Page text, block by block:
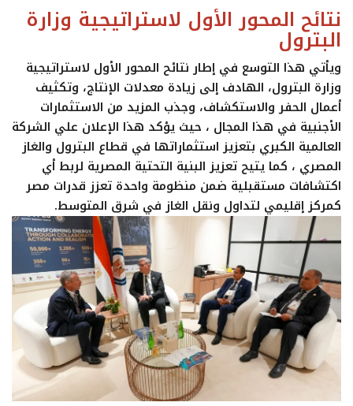
نتائح المحور الأول لاستراتيجية وزارة
البترول
ويأتي هذا التوسع في إطار نتائح المحور الأول لاستراتيجية
وزارة البترول، الهادف إلى زيادة معدلات الإنتاج، وتكثيف
أعمال الحفر والاستكشاف، وجذب المزيد من الاستثمارات
الأجنبية في هذا المجال ، حيث يؤكد هذا الإعلان علي الشركة
العالمية الكبري بتعزيز استثماراتها في قطاع البترول والغاز
المصري ، كما يتيح تعزيز البنية التحتية المصرية لربط أي
اكتشافات مستقبلية ضمن منظومة واحدة تعزز قدرات مصر
كمركز إقليمي لتداول ونقل الغاز في شرق المتوسط.